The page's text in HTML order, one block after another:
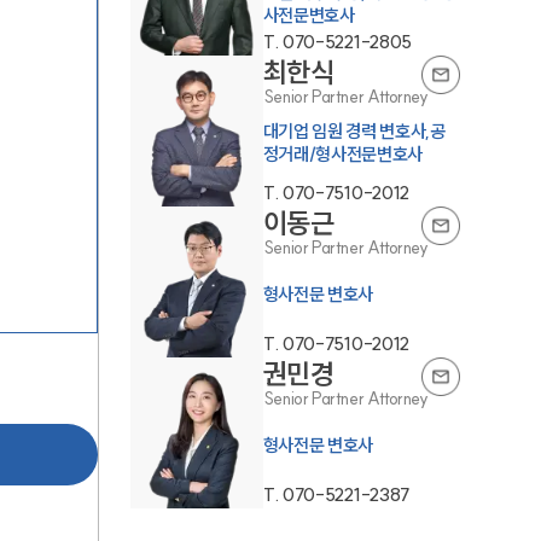
그룹소개
그룹소개
대륜의 강점
오시는 길
글로벌 파트너 로펌
고객의 소리
사전문변호사
T. 070-5221-2805
최한식
Senior Partner Attorney
대기업 임원 경력 변호사,공
정거래/형사전문변호사
T. 070-7510-2012
이동근
Senior Partner Attorney
형사전문 변호사
T. 070-7510-2012
권민경
Senior Partner Attorney
형사전문 변호사
T. 070-5221-2387